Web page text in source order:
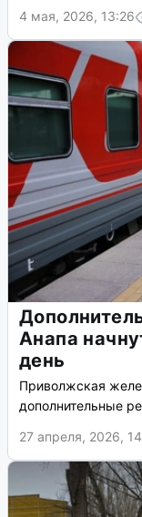
4 мая, 2026, 13:26
Анапа
день
Приволжская
дополнительные
27 апреля, 2026,